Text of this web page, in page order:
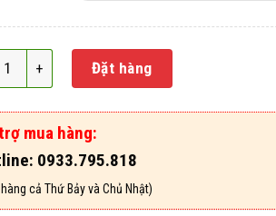
diệt kiến dạng viên (hộp 2 viên) số lượng
Đặt hàng
mua hàng:
0933.795.818
cả Thứ Bảy và Chủ Nhật)